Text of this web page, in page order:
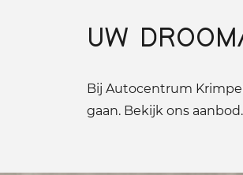
UW
Bij Autocentrum
gaan. Bekijk ons aanbod.